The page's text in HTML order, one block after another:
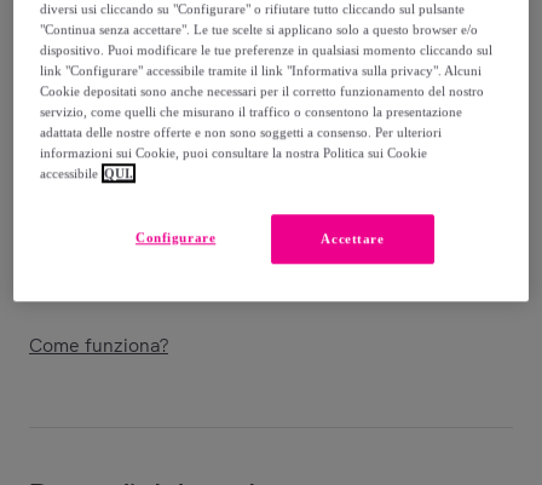
Venduto daCheval Firenze
Consegna
Come funziona?
diversi usi cliccando su "Configurare" o rifiutare tutto cliccando sul pulsante
"Continua senza accettare". Le tue scelte si applicano solo a questo browser e/o
dispositivo. Puoi modificare le tue preferenze in qualsiasi momento cliccando sul
link "Configurare" accessibile tramite il link "Informativa sulla privacy". Alcuni
Cookie depositati sono anche necessari per il corretto funzionamento del nostro
servizio, come quelli che misurano il traffico o consentono la presentazione
adattata delle nostre offerte e non sono soggetti a consenso. Per ulteriori
informazioni sui Cookie, puoi consultare la nostra Politica sui Cookie
accessibile QUI.
Accettare
Configurare